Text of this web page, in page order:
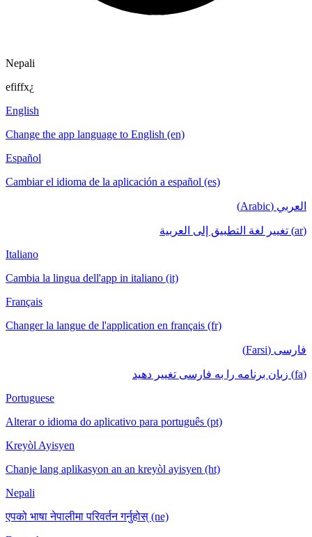
Nepali
efiffx¿
English
Change the app language to English (en)
Español
Cambiar el idioma de la aplicación a español (es)
العربي (Arabic)
(ar) تغيير لغة التطبيق إلى العربية
Italiano
Cambia la lingua dell'app in italiano (it)
Français
Changer la langue de l'application en français (fr)
فارسی (Farsi)
(fa) زبان برنامه را به فارسی تغییر دهید
Portuguese
Alterar o idioma do aplicativo para português (pt)
Kreyòl Ayisyen
Chanje lang aplikasyon an an kreyòl ayisyen (ht)
Nepali
एपको भाषा नेपालीमा परिवर्तन गर्नुहोस् (ne)